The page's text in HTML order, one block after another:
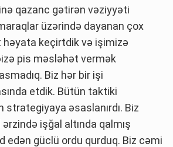
qazanc gətirən vəziyyəti
üzərində dayanan çox
keçirtdik və işimizə
pis məsləhət vermək
Biz hər bir işi
etdik. Bütün taktiki
strategiyaya əsaslanırdı. Biz
işğal altında qalmış
edən güclü ordu qurduq. Biz cəmi